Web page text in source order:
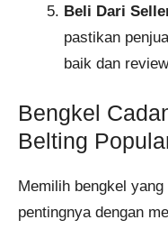
Beli Dari
pastikan
baik dan
Bengkel
Belting
Memilih bengkel
pentingnya dengan